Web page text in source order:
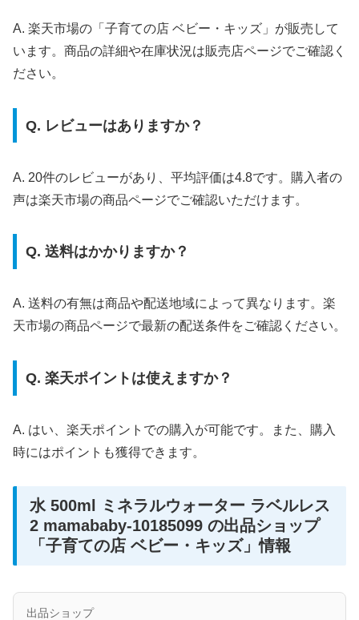
A. 楽天市場の「子育ての店 ベビー・キッズ」が販売して
います。商品の詳細や在庫状況は販売店ページでご確認く
ださい。
Q. レビューはありますか？
A. 20件のレビューがあり、平均評価は4.8です。購入者の
声は楽天市場の商品ページでご確認いただけます。
Q. 送料はかかりますか？
A. 送料の有無は商品や配送地域によって異なります。楽
天市場の商品ページで最新の配送条件をご確認ください。
Q. 楽天ポイントは使えますか？
A. はい、楽天ポイントでの購入が可能です。また、購入
時にはポイントも獲得できます。
水 500ml ミネラルウォーター ラベルレス
2 mamababy-10185099 の出品ショップ
「子育ての店 ベビー・キッズ」情報
出品ショップ